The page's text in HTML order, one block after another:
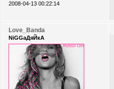
2008-04-13 00:22:14
Love_Banda
NiGGaДяЙкА